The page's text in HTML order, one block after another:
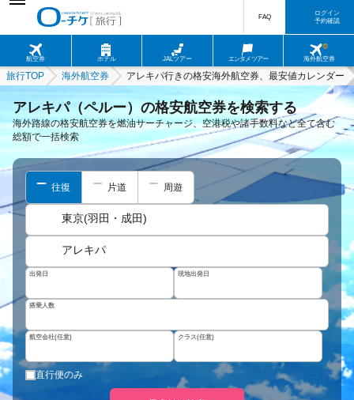
航空券 ホテル JALツアー エンタメツアー 海外航空券
FAQ
ログイン
予約確認
旅行TOP 海外航空券 アレキパ行きの格安海外航空券、最安値カレンダー
アレキパ（ペルー）の格安航空券を検索する
海外路線の格安航空券を燃油サーチャージ、空港税や諸手数料など全て含む
総額で一括検索
往復 片道 周遊
東京(羽田・成田)
アレキパ
出発日 現地出発日
搭乗人数
航空会社(任意) クラス(任意)
直行便のみ